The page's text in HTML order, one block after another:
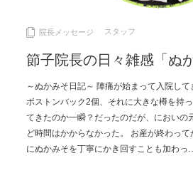
院長メッセージ スタッフ
節子院長の日々雑感「ぬ
～ぬかみそ日記～ 陣痛が始まって入院し
ボストンバック2個、それに大きな樽を持
てきたのか一瞬？だったのだが、においの
ど時間はかからなかった。 お産が終わっ
にぬかみそを丁寧にかき回すことも加わっ